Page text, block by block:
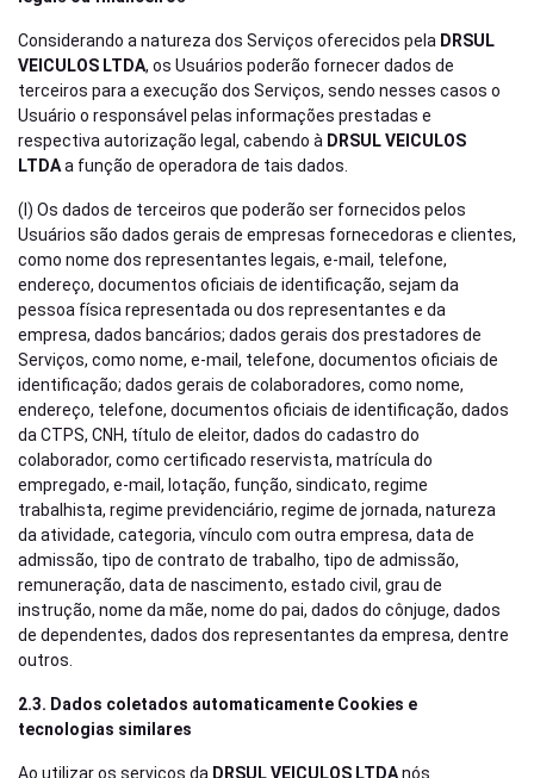
Considerando a natureza dos Serviços oferecidos pela DRSUL
VEICULOS LTDA, os Usuários poderão fornecer dados de
terceiros para a execução dos Serviços, sendo nesses casos o
Usuário o responsável pelas informações prestadas e
respectiva autorização legal, cabendo à DRSUL VEICULOS
LTDAa função de operadora de tais dados.
(I) Os dados de terceiros que poderão ser fornecidos pelos
Usuários são dados gerais de empresas fornecedoras e clientes,
como nome dos representantes legais, e-mail, telefone,
endereço, documentos oficiais de identificação, sejam da
pessoa física representada ou dos representantes e da
empresa, dados bancários; dados gerais dos prestadores de
Serviços, como nome, e-mail, telefone, documentos oficiais de
identificação; dados gerais de colaboradores, como nome,
endereço, telefone, documentos oficiais de identificação, dados
da CTPS, CNH, título de eleitor, dados do cadastro do
colaborador, como certificado reservista, matrícula do
empregado, e-mail, lotação, função, sindicato, regime
trabalhista, regime previdenciário, regime de jornada, natureza
da atividade, categoria, vínculo com outra empresa, data de
admissão, tipo de contrato de trabalho, tipo de admissão,
remuneração, data de nascimento, estado civil, grau de
instrução, nome da mãe, nome do pai, dados do cônjuge, dados
de dependentes, dados dos representantes da empresa, dentre
outros.
2.3. Dados coletados automaticamente Cookies e
tecnologias similares
Ao utilizar os serviços da DRSUL VEICULOS LTDAnós